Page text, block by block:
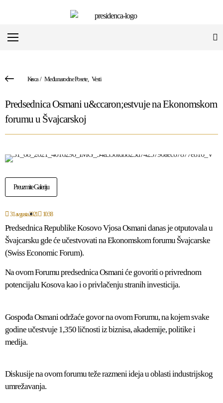
Kuca/ Međunarodne Posete, Vesti
Predsednica Osmani u&ccaron;estvuje na Ekonomskom
forumu u Švajcarskoj
Preuzmite Galeriju
31 avgusta 2021 10:38
Predsednica Republike Kosovo Vjosa Osmani danas je otputovala u
Švajcarsku gde će učestvovati na Ekonomskom forumu Švajcarske
(Swiss Economic Forum).
Na ovom Forumu predsednica Osmani će govoriti o privrednom
potencijalu Kosova kao i o privlačenju stranih investicija.
Gospođa Osmani održaće govor na ovom Forumu, na kojem svake
godine učestvuje 1,350 ličnosti iz biznisa, akademije, politike i
medija.
Diskusije na ovom forumu teže razmeni ideja u oblasti industrijskog
umrežavanja.